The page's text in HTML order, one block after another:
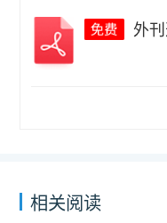
外
相关阅读